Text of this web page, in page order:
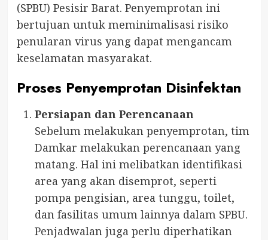
(SPBU) Pesisir Barat. Penyemprotan ini
bertujuan untuk meminimalisasi risiko
penularan virus yang dapat mengancam
keselamatan masyarakat.
Proses Penyemprotan Disinfektan
Persiapan dan Perencanaan
Sebelum melakukan penyemprotan, tim
Damkar melakukan perencanaan yang
matang. Hal ini melibatkan identifikasi
area yang akan disemprot, seperti
pompa pengisian, area tunggu, toilet,
dan fasilitas umum lainnya dalam SPBU.
Penjadwalan juga perlu diperhatikan